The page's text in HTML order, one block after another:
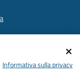
Informativa sulla privacy